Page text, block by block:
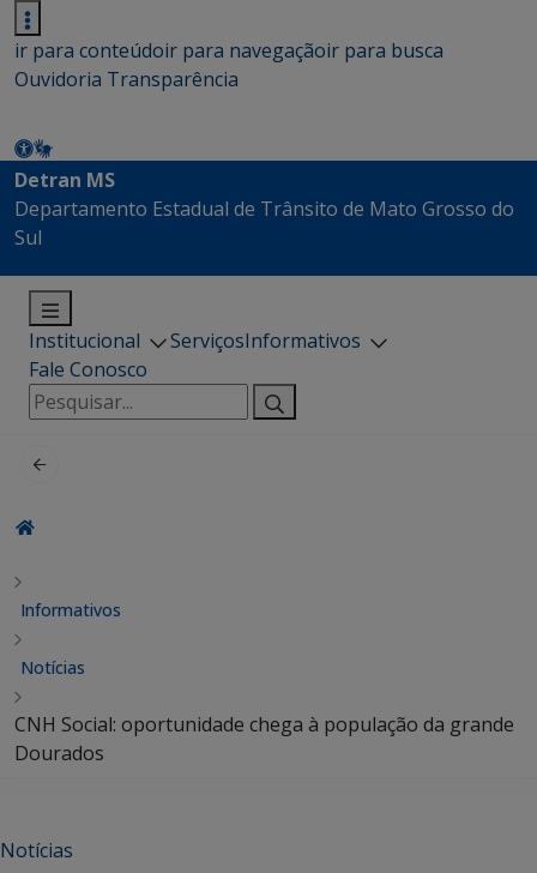
ir para conteúdoir para navegaçãoir para busca
Ouvidoria Transparência
Detran MS
Departamento Estadual de Trânsito de Mato Grosso do
Sul
Institucional ServiçosInformativos
Fale Conosco
Pesquisar
por:
Informativos
Notícias
CNH Social: oportunidade chega à população da grande
Dourados
Notícias